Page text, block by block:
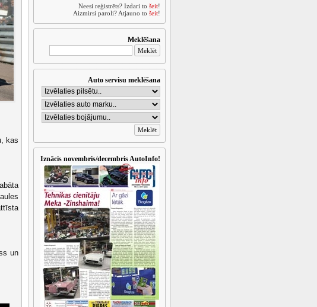
kas
un
Neesi reģistrēts? Izdari to šeit!
Aizmirsi paroli? Atjauno to šeit!
Meklēšana
Auto servisu meklēšana
Iznācis novembris/decembris AutoInfo!